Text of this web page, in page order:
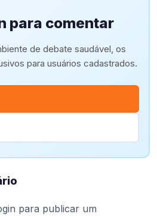
para comentar
de debate saudável, os
para usuários cadastrados.
para publicar um